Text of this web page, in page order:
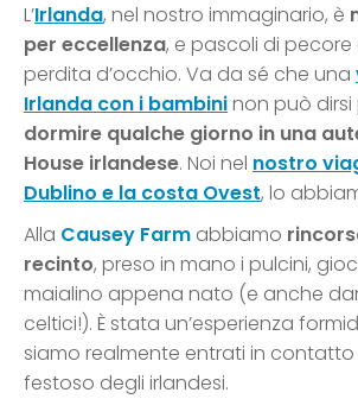
L’Irlanda, nel nostro immaginario, è
per eccellenza, e pascoli di
perdita d’occhio. Va da sé che una
Irlanda con i bambininon può
dormire qualche giorno in una
House irlandese. Noi nel nostro
Dublino e la costa Ovest, lo
Alla Causey Farm abbiamo
recinto, preso in mano i pulcini,
maialino appena nato (e anche
celtici!). È stata un’esperienza
siamo realmente entrati in
festoso degli irlandesi.